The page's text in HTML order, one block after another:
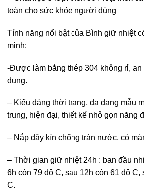
toàn cho sức khỏe người dùng
Tính năng nổi bật của Bình giữ nhiệt
minh:
-Được làm bằng thép 304 không rỉ,
dụng.
– Kiểu dáng thời trang, đa dạng mẫu
trung, hiện đại, thiết kế nhỏ gọn năng
– Nắp đậy kín chống tràn nước, có
– Thời gian giữ nhiệt 24h : ban đầu
6h còn 79 độ C, sau 12h còn 61 độ C,
C.